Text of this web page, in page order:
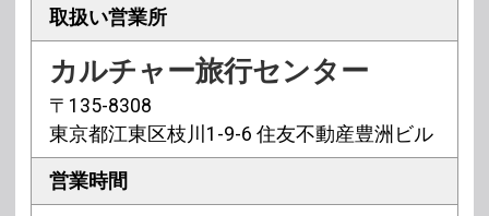
取扱い営業所
カルチャー旅行センター
〒135-8308
東京都江東区枝川1-9-6 住友不動産豊洲ビル
営業時間